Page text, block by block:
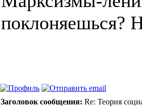
поклоняешься?
Заголовок сообщения: Re: Теория